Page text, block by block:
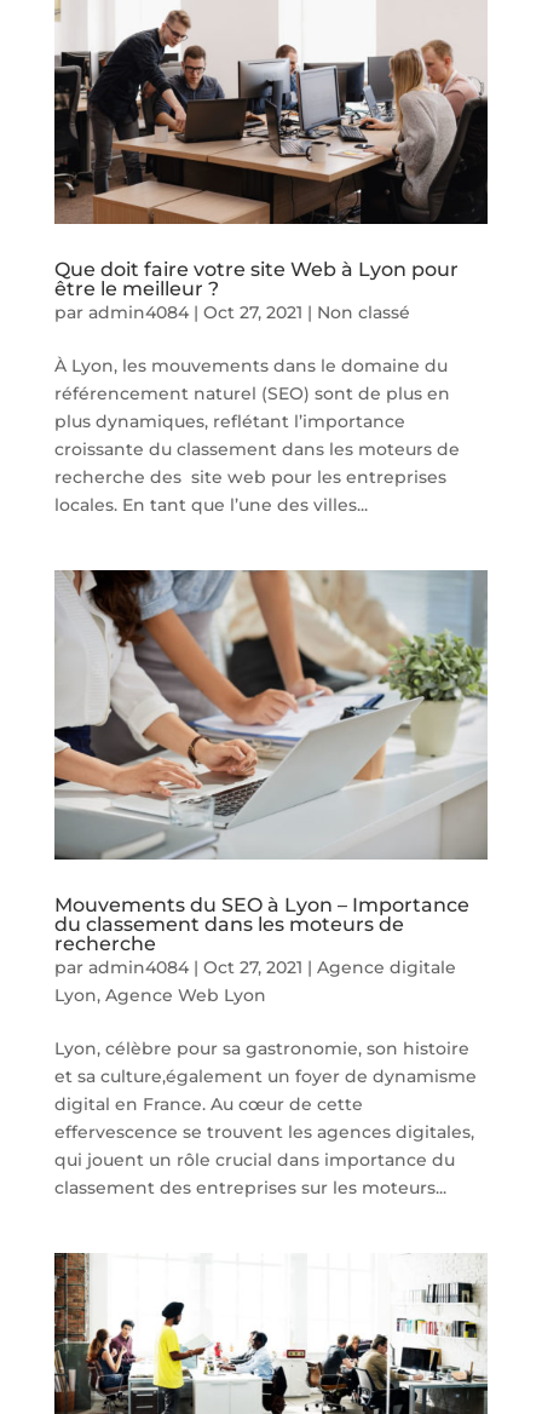
Que doit faire votre site Web à Lyon pour
être le meilleur ?
par admin4084| Oct 27, 2021 | Non classé
À Lyon, les mouvements dans le domaine du
référencement naturel (SEO) sont de plus en
plus dynamiques, reflétant l’importance
croissante du classement dans les moteurs de
recherche des site web pour les entreprises
locales. En tant que l’une des villes...
Mouvements du SEO à Lyon – Importance
du classement dans les moteurs de
recherche
par admin4084| Oct 27, 2021 | Agence digitale
Lyon, Agence Web Lyon
Lyon, célèbre pour sa gastronomie, son histoire
et sa culture,également un foyer de dynamisme
digital en France. Au cœur de cette
effervescence se trouvent les agences digitales,
qui jouent un rôle crucial dans importance du
classement des entreprises sur les moteurs...